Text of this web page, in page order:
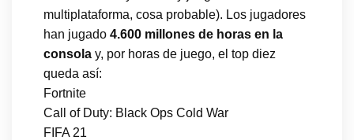
multiplataforma, cosa probable). Los jugadores
han jugado 4.600 millones de horas en la
consola y, por horas de juego, el top diez
queda así:
Fortnite
Call of Duty: Black Ops Cold War
FIFA 21